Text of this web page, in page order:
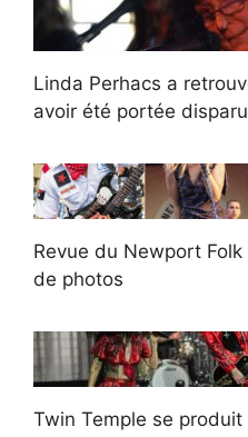
Linda Perhacs a
avoir été portée
Revue du Newport
de photos
Twin Temple se